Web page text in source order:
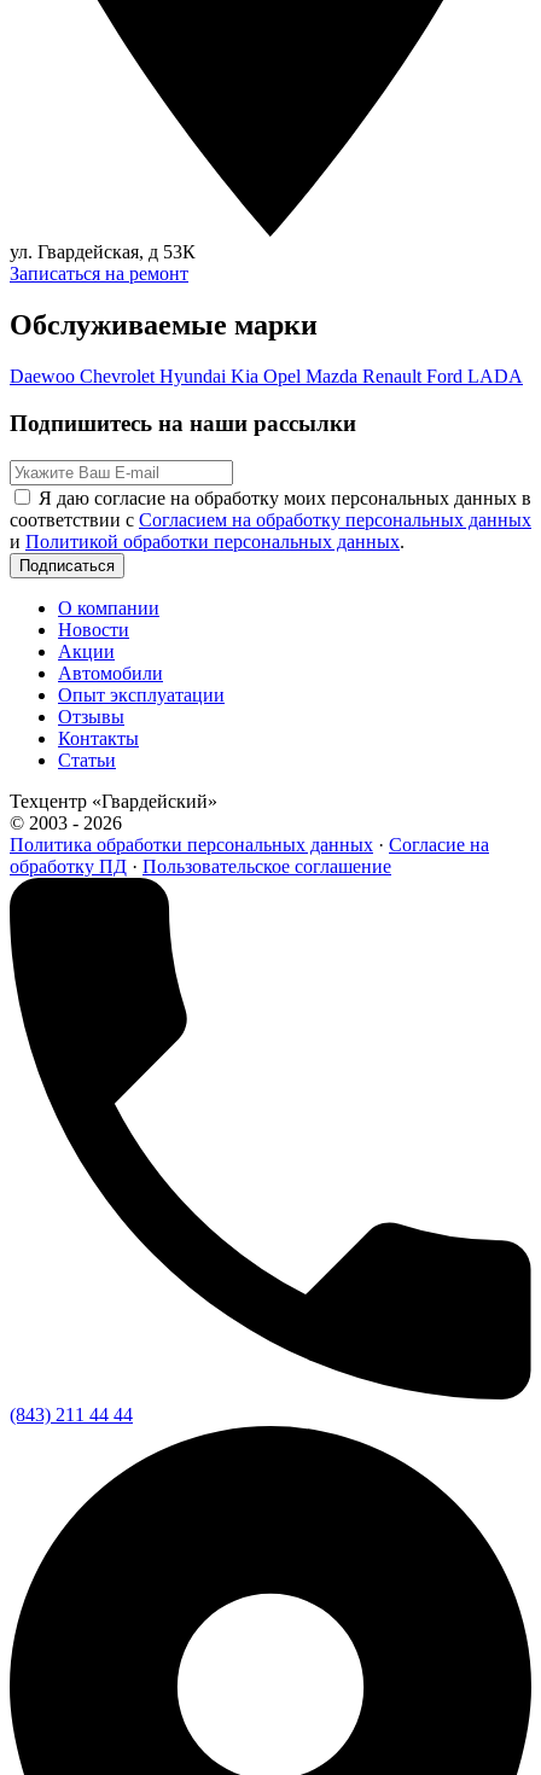
ул. Гвардейская, д 53К
Записаться на ремонт
Обслуживаемые марки
Daewoo Chevrolet Hyundai Kia Opel Mazda Renault Ford LADA
Подпишитесь на наши рассылки
Я даю согласие на обработку моих персональных данных в
соответствии с Согласием на обработку персональных данных
и Политикой обработки персональных данных.
Подписаться
О компании
Новости
Акции
Автомобили
Опыт эксплуатации
Отзывы
Контакты
Статьи
Техцентр «Гвардейский»
© 2003 - 2026
Политика обработки персональных данных · Согласие на
обработку ПД · Пользовательское соглашение
(843) 211 44 44